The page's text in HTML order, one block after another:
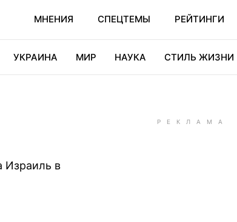
МНЕНИЯ СПЕЦТЕМЫ РЕЙТИНГИ
УКРАИНА МИР НАУКА СТИЛЬ ЖИЗНИ
Израиль в